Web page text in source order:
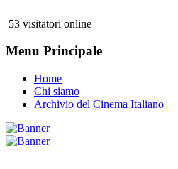
53 visitatori online
Menu Principale
Home
Chi siamo
Archivio del Cinema Italiano